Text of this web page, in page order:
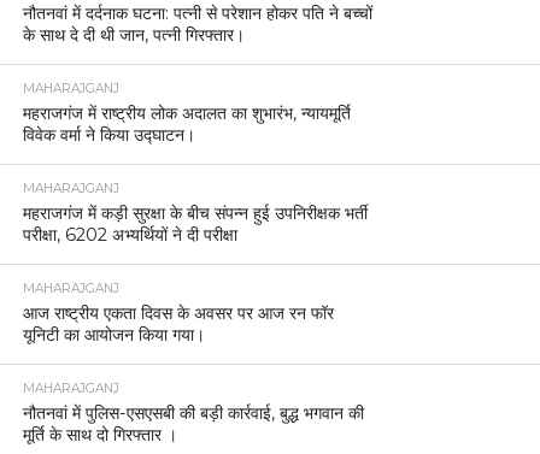
नौतनवां में दर्दनाक घटना: पत्नी से परेशान होकर पति ने बच्चों
के साथ दे दी थी जान, पत्नी गिरफ्तार।
MAHARAJGANJ
महराजगंज में राष्ट्रीय लोक अदालत का शुभारंभ, न्यायमूर्ति
विवेक वर्मा ने किया उद्घाटन।
MAHARAJGANJ
महराजगंज में कड़ी सुरक्षा के बीच संपन्न हुई उपनिरीक्षक भर्ती
परीक्षा, 6202 अभ्यर्थियों ने दी परीक्षा
MAHARAJGANJ
आज राष्ट्रीय एकता दिवस के अवसर पर आज रन फॉर
यूनिटी का आयोजन किया गया।
MAHARAJGANJ
नौतनवां में पुलिस-एसएसबी की बड़ी कार्रवाई, बुद्ध भगवान की
मूर्ति के साथ दो गिरफ्तार ।